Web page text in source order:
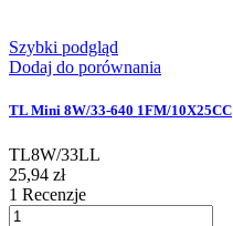
Szybki podgląd
Dodaj do porównania
TL Mini 8W/33-640 1FM/10X25CC
TL8W/33LL
25,94 zł
1 Recenzje